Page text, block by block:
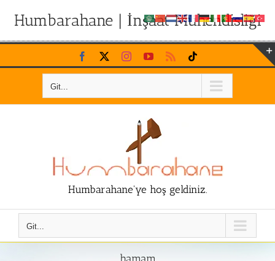
Humbarahane | İnşaat Mühendisliği
Skip
to
Facebook InstagramYouTubeRss
Git...
Humbarahane'ye hoş geldiniz.
Git...
hamam